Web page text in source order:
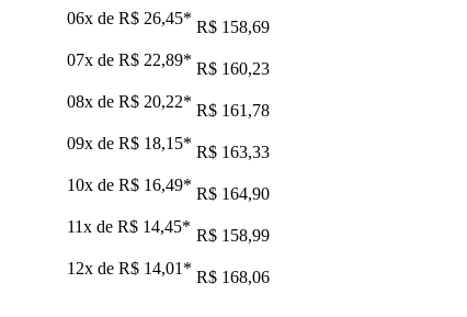
06x de R$ 26,45* R$ 158,69
07x de R$ 22,89* R$ 160,23
08x de R$ 20,22* R$ 161,78
09x de R$ 18,15* R$ 163,33
10x de R$ 16,49* R$ 164,90
11x de R$ 14,45* R$ 158,99
12x de R$ 14,01 * R$ 168,06